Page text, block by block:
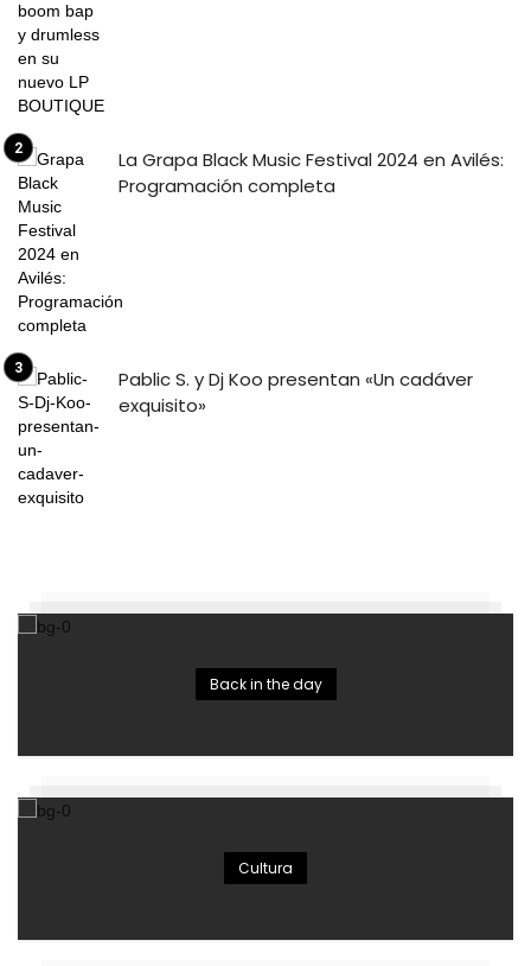
La Grapa Black Music Festival 2024 en Avilés:
Programación completa
Pablic S. y Dj Koo presentan «Un cadáver
exquisito»
Back in the day
Cultura